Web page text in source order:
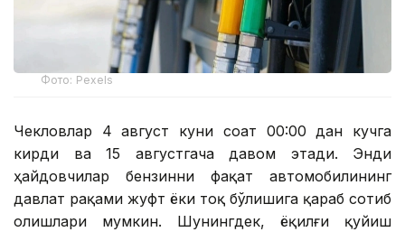
Фото: Pexels
Чекловлар 4 август куни соат 00:00 дан кучга
кирди ва 15 августгача давом этади. Энди
ҳайдовчилар бензинни фақат автомобилининг
давлат рақами жуфт ёки тоқ бўлишига қараб сотиб
олишлари мумкин. Шунингдек, ёқилғи қуйиш